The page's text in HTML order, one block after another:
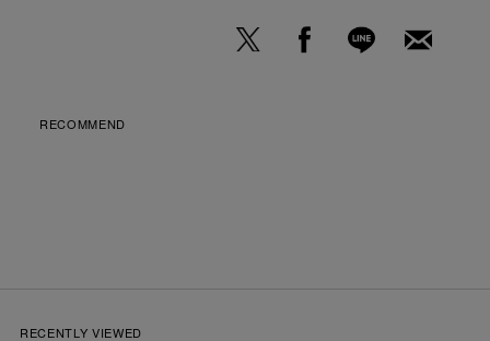
RECOMMEND
RECENTLY VIEWED